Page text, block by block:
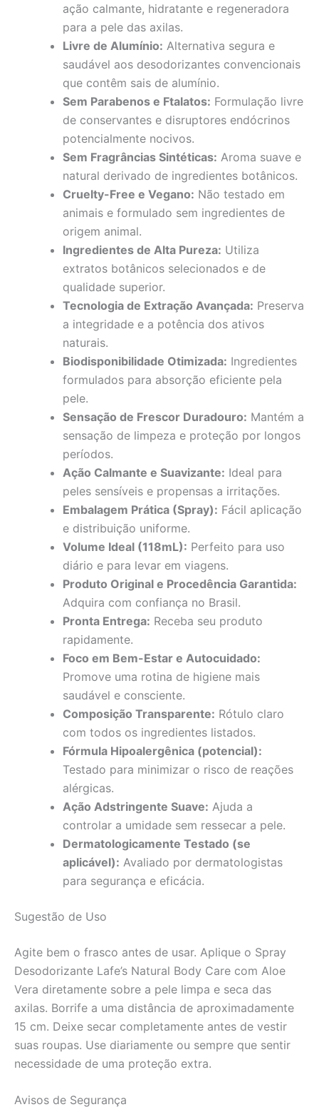
ação calmante, hidratante e regeneradora
para a pele das axilas.
Livre de Alumínio: Alternativa segura e
saudável aos desodorizantes convencionais
que contêm sais de alumínio.
Sem Parabenos e Ftalatos: Formulação livre
de conservantes e disruptores endócrinos
potencialmente nocivos.
Sem Fragrâncias Sintéticas: Aroma suave e
natural derivado de ingredientes botânicos.
Cruelty-Free e Vegano: Não testado em
animais e formulado sem ingredientes de
origem animal.
Ingredientes de Alta Pureza: Utiliza
extratos botânicos selecionados e de
qualidade superior.
Tecnologia de Extração Avançada: Preserva
a integridade e a potência dos ativos
naturais.
Biodisponibilidade Otimizada: Ingredientes
formulados para absorção eficiente pela
pele.
Sensação de Frescor Duradouro: Mantém a
sensação de limpeza e proteção por longos
períodos.
Ação Calmante e Suavizante: Ideal para
peles sensíveis e propensas a irritações.
Embalagem Prática (Spray): Fácil aplicação
e distribuição uniforme.
Volume Ideal (118mL): Perfeito para uso
diário e para levar em viagens.
Produto Original e Procedência Garantida:
Adquira com confiança no Brasil.
Pronta Entrega: Receba seu produto
rapidamente.
Foco em Bem-Estar e Autocuidado:
Promove uma rotina de higiene mais
saudável e consciente.
Composição Transparente: Rótulo claro
com todos os ingredientes listados.
Fórmula Hipoalergênica (potencial):
Testado para minimizar o risco de reações
alérgicas.
Ação Adstringente Suave: Ajuda a
controlar a umidade sem ressecar a pele.
Dermatologicamente Testado (se
aplicável): Avaliado por dermatologistas
para segurança e eficácia.
Sugestão de Uso
Agite bem o frasco antes de usar. Aplique o Spray
Desodorizante Lafe’s Natural Body Care com Aloe
Vera diretamente sobre a pele limpa e seca das
axilas. Borrife a uma distância de aproximadamente
15 cm. Deixe secar completamente antes de vestir
suas roupas. Use diariamente ou sempre que sentir
necessidade de uma proteção extra.
Avisos de Segurança